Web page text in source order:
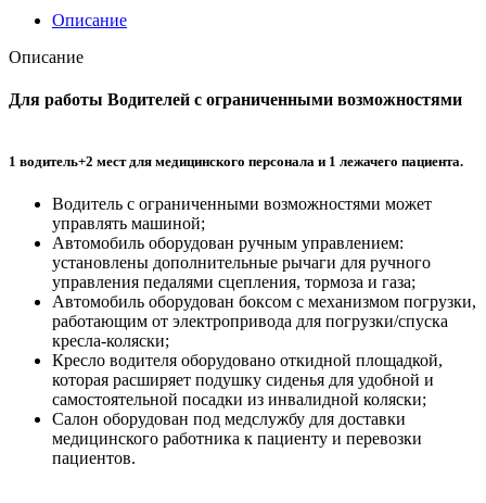
Описание
Описание
Для работы Водителей с ограниченными возможностями
1 водитель+2 мест для медицинского персонала и 1 лежачего пациента.
Водитель с ограниченными возможностями может
управлять машиной;
Автомобиль оборудован ручным управлением:
установлены дополнительные рычаги для ручного
управления педалями сцепления, тормоза и газа;
Автомобиль оборудован боксом с механизмом погрузки,
работающим от электропривода для погрузки/спуска
кресла-коляски;
Кресло водителя оборудовано откидной площадкой,
которая расширяет подушку сиденья для удобной и
самостоятельной посадки из инвалидной коляски;
Салон оборудован под медслужбу для доставки
медицинского работника к пациенту и перевозки
пациентов.